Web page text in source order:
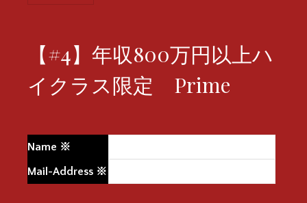
【#4】年収800万円以上ハ
イクラス限定 Prime
Name ※
Mail-Address ※